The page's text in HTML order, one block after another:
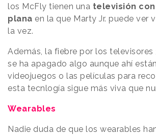
los McFly tienen una televisión
plana en la que Marty Jr. puede ver
la vez.
Además, la fiebre por los televisores
se ha apagado algo aunque ahí
videojuegos o las películas para
esta tecnlogía sigue más viva que
Wearables
Nadie duda de que los wearables